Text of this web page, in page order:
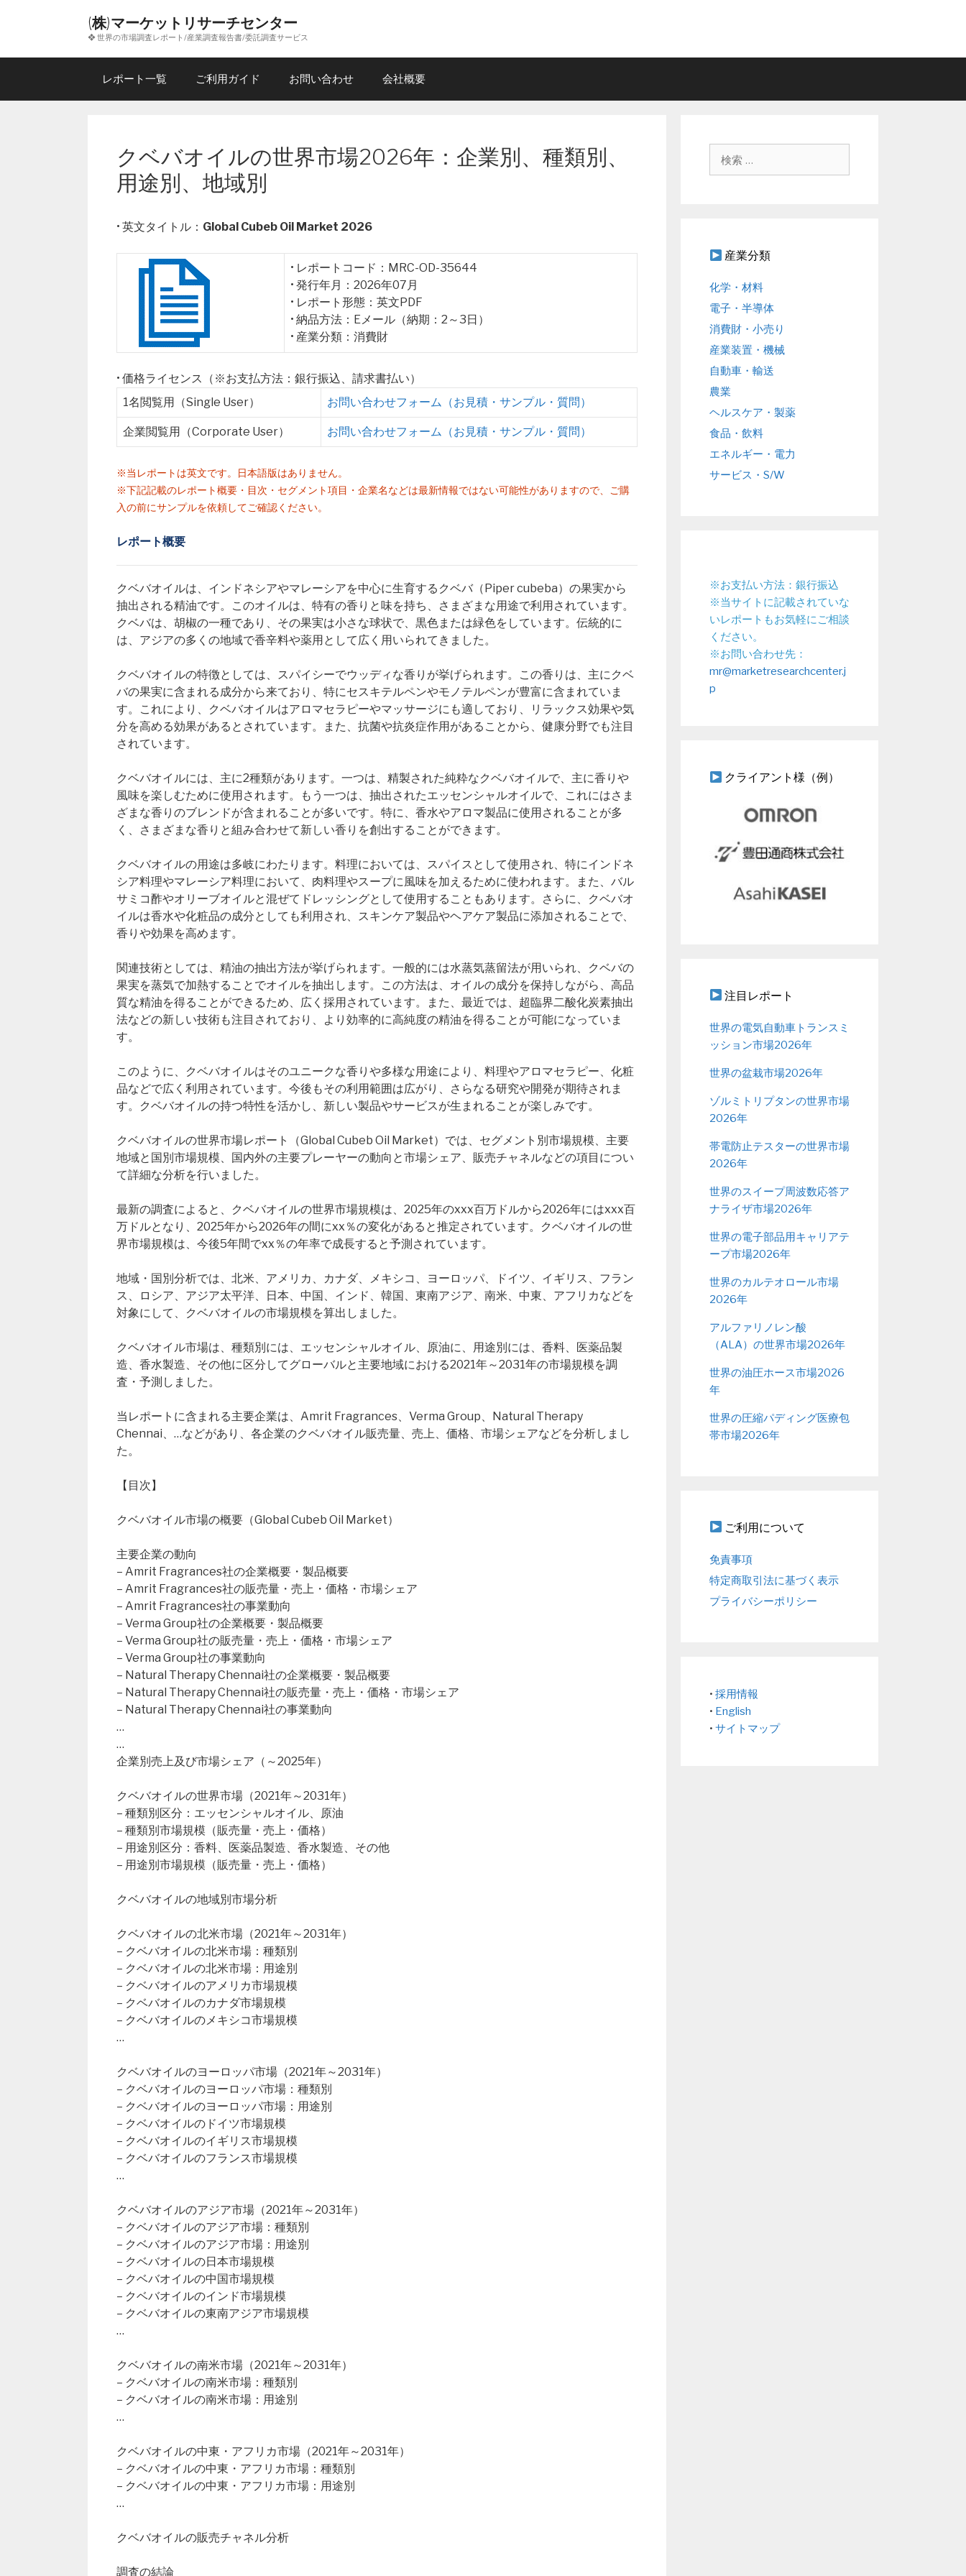
ン
(株)マーケットリサーチセンター
❖ 世界の市場調査レポート/産業調査報告書/委託調査サービス
レポート一覧 ご利用ガイド お問い合わせ 会社概要
クベバオイルの世界市場2026年：企業別、種類別、
用途別、地域別
• 英文タイトル： Global Cubeb Oil Market 2026
• レポートコード：MRC-OD-35644
• 発行年月：2026年07月
• レポート形態：英文PDF
• 納品方法：Eメール（納期：2～3日）
• 産業分類：消費財
• 価格ライセンス（※お支払方法：銀行振込、請求書払い）
1名閲覧用（Single User）
お問い合わせフォーム（お見積・サンプル・質問）
企業閲覧用（Corporate User） お問い合わせフォーム（お見積・サンプル・質問）
※当レポートは英文です。日本語版はありません。
※下記記載のレポート概要・目次・セグメント項目・企業名などは最新情報ではない可能性がありますので、ご購
入の前にサンプルを依頼してご確認ください。
レポート概要
クベバオイルは、インドネシアやマレーシアを中心に生育するクベバ（Piper cubeba）の果実から
抽出される精油です。このオイルは、特有の香りと味を持ち、さまざまな用途で利用されています。
クベバは、胡椒の一種であり、その果実は小さな球状で、黒色または緑色をしています。伝統的に
は、アジアの多くの地域で香辛料や薬用として広く用いられてきました。
クベバオイルの特徴としては、スパイシーでウッディな香りが挙げられます。この香りは、主にクベ
バの果実に含まれる成分から来ており、特にセスキテルペンやモノテルペンが豊富に含まれていま
す。これにより、クベバオイルはアロマセラピーやマッサージにも適しており、リラックス効果や気
分を高める効果があるとされています。また、抗菌や抗炎症作用があることから、健康分野でも注目
されています。
クベバオイルには、主に2種類があります。一つは、精製された純粋なクベバオイルで、主に香りや
風味を楽しむために使用されます。もう一つは、抽出されたエッセンシャルオイルで、これにはさま
ざまな香りのブレンドが含まれることが多いです。特に、香水やアロマ製品に使用されることが多
く、さまざまな香りと組み合わせて新しい香りを創出することができます。
クベバオイルの用途は多岐にわたります。料理においては、スパイスとして使用され、特にインドネ
シア料理やマレーシア料理において、肉料理やスープに風味を加えるために使われます。また、バル
サミコ酢やオリーブオイルと混ぜてドレッシングとして使用することもあります。さらに、クベバオ
イルは香水や化粧品の成分としても利用され、スキンケア製品やヘアケア製品に添加されることで、
香りや効果を高めます。
関連技術としては、精油の抽出方法が挙げられます。一般的には水蒸気蒸留法が用いられ、クベバの
果実を蒸気で加熱することでオイルを抽出します。この方法は、オイルの成分を保持しながら、高品
質な精油を得ることができるため、広く採用されています。また、最近では、超臨界二酸化炭素抽出
法などの新しい技術も注目されており、より効率的に高純度の精油を得ることが可能になっていま
す。
このように、クベバオイルはそのユニークな香りや多様な用途により、料理やアロマセラピー、化粧
品などで広く利用されています。今後もその利用範囲は広がり、さらなる研究や開発が期待されま
す。クベバオイルの持つ特性を活かし、新しい製品やサービスが生まれることが楽しみです。
クベバオイルの世界市場レポート（Global Cubeb Oil Market）では、セグメント別市場規模、主要
地域と国別市場規模、国内外の主要プレーヤーの動向と市場シェア、販売チャネルなどの項目につい
て詳細な分析を行いました。
最新の調査によると、クベバオイルの世界市場規模は、2025年のxxx百万ドルから2026年にはxxx百
万ドルとなり、2025年から2026年の間にxx％の変化があると推定されています。クベバオイルの世
界市場規模は、今後5年間でxx％の年率で成長すると予測されています。
地域・国別分析では、北米、アメリカ、カナダ、メキシコ、ヨーロッパ、ドイツ、イギリス、フラン
ス、ロシア、アジア太平洋、日本、中国、インド、韓国、東南アジア、南米、中東、アフリカなどを
対象にして、クベバオイルの市場規模を算出しました。
クベバオイル市場は、種類別には、エッセンシャルオイル、原油に、用途別には、香料、医薬品製
造、香水製造、その他に区分してグローバルと主要地域における2021年～2031年の市場規模を調
査・予測しました。
当レポートに含まれる主要企業は、Amrit Fragrances、Verma Group、Natural Therapy
Chennai、…などがあり、各企業のクベバオイル販売量、売上、価格、市場シェアなどを分析しまし
た。
【目次】
クベバオイル市場の概要（Global Cubeb Oil Market）
主要企業の動向
– Amrit Fragrances社の企業概要・製品概要
– Amrit Fragrances社の販売量・売上・価格・市場シェア
– Amrit Fragrances社の事業動向
– Verma Group社の企業概要・製品概要
– Verma Group社の販売量・売上・価格・市場シェア
– Verma Group社の事業動向
– Natural Therapy Chennai社の企業概要・製品概要
– Natural Therapy Chennai社の販売量・売上・価格・市場シェア
– Natural Therapy Chennai社の事業動向
…
…
企業別売上及び市場シェア（～2025年）
クベバオイルの世界市場（2021年～2031年）
– 種類別区分：エッセンシャルオイル、原油
– 種類別市場規模（販売量・売上・価格）
– 用途別区分：香料、医薬品製造、香水製造、その他
– 用途別市場規模（販売量・売上・価格）
クベバオイルの地域別市場分析
クベバオイルの北米市場（2021年～2031年）
– クベバオイルの北米市場：種類別
– クベバオイルの北米市場：用途別
– クベバオイルのアメリカ市場規模
– クベバオイルのカナダ市場規模
– クベバオイルのメキシコ市場規模
…
クベバオイルのヨーロッパ市場（2021年～2031年）
– クベバオイルのヨーロッパ市場：種類別
– クベバオイルのヨーロッパ市場：用途別
– クベバオイルのドイツ市場規模
– クベバオイルのイギリス市場規模
– クベバオイルのフランス市場規模
…
クベバオイルのアジア市場（2021年～2031年）
– クベバオイルのアジア市場：種類別
– クベバオイルのアジア市場：用途別
– クベバオイルの日本市場規模
– クベバオイルの中国市場規模
– クベバオイルのインド市場規模
– クベバオイルの東南アジア市場規模
…
クベバオイルの南米市場（2021年～2031年）
– クベバオイルの南米市場：種類別
– クベバオイルの南米市場：用途別
…
クベバオイルの中東・アフリカ市場（2021年～2031年）
– クベバオイルの中東・アフリカ市場：種類別
– クベバオイルの中東・アフリカ市場：用途別
…
クベバオイルの販売チャネル分析
調査の結論
産業分類
化学・材料
電子・半導体
消費財・小売り
産業装置・機械
自動車・輸送
農業
ヘルスケア・製薬
食品・飲料
エネルギー・電力
サービス・S/W
※お支払い方法：銀行振込
※当サイトに記載されていな
いレポートもお気軽にご相談
ください。
※お問い合わせ先：
mr@marketresearchcenter.j
p
クライアント様（例）
注目レポート
世界の電気自動車トランスミ
ッション市場2026年
世界の盆栽市場2026年
ゾルミトリプタンの世界市場
2026年
帯電防止テスターの世界市場
2026年
世界のスイープ周波数応答ア
ナライザ市場2026年
世界の電子部品用キャリアテ
ープ市場2026年
世界のカルテオロール市場
2026年
アルファリノレン酸
（ALA）の世界市場2026年
世界の油圧ホース市場2026
年
世界の圧縮パディング医療包
帯市場2026年
ご利用について
免責事項
特定商取引法に基づく表示
プライバシーポリシー
• 採用情報
• English
• サイトマップ